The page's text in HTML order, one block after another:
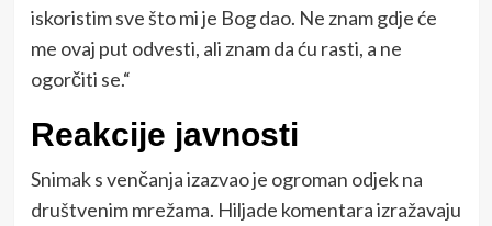
iskoristim sve što mi je Bog dao. Ne znam gdje će
me ovaj put odvesti, ali znam da ću rasti, a ne
ogorčiti se.“
Reakcije javnosti
Snimak s venčanja izazvao je ogroman odjek na
društvenim mrežama. Hiljade komentara izražavaju